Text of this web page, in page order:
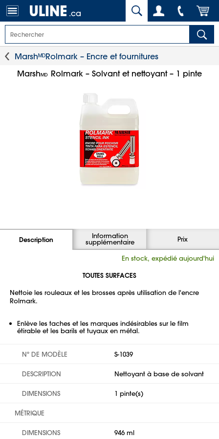
.ca
MarshᴹᴰRolmark – Encre et fournitures
MarshMD Rolmark – Solvant et nettoyant – 1 pinte
Description Information
supplémentaire Prix
En stock, expédié aujourd'hui
TOUTES SURFACES
Nettoie les rouleaux et les brosses après utilisation de l'encre
Rolmark.
Enlève les taches et les marques indésirables sur le film
étirable et les barils et tuyaux en métal.
Nº DE MODÈLE S-1039
DESCRIPTION Nettoyant à base de solvant
DIMENSIONS 1 pinte(s)
MÉTRIQUE
DIMENSIONS 946 ml